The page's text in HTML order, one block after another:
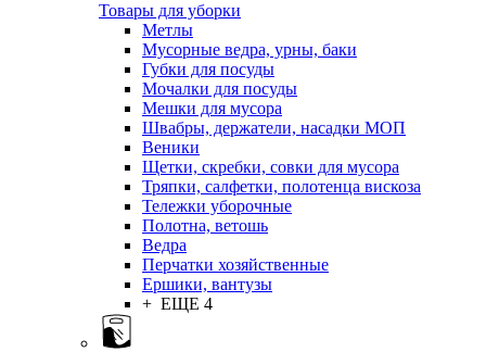
Товары для уборки
Метлы
Мусорные ведра, урны, баки
Губки для посуды
Мочалки для посуды
Мешки для мусора
Швабры, держатели, насадки МОП
Веники
Щетки, скребки, совки для мусора
Тряпки, салфетки, полотенца вискоза
Тележки уборочные
Полотна, ветошь
Ведра
Перчатки хозяйственные
Ершики, вантузы
+ ЕЩЕ 4